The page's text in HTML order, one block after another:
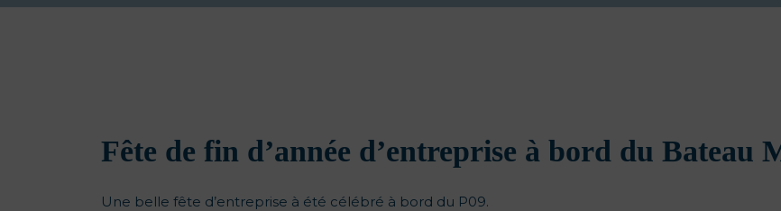
Fête de fin d’année d’entreprise à bord du Bateau
Une belle fête d’entreprise à été célébré à bord du P09.